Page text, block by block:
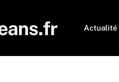
Actualité